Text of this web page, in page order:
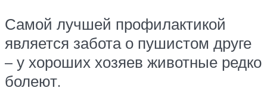
Самой лучшей профилактикой
является забота о пушистом друге
– у хороших хозяев животные редко
болеют.